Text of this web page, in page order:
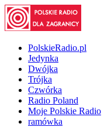
PolskieRadio.pl
Jedynka
Dwójka
Trójka
Czwórka
Radio Poland
Moje Polskie Radio
ramówka